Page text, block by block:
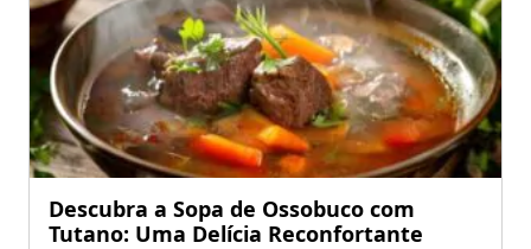
Descubra a Sopa de Ossobuco com
Tutano: Uma Delícia Reconfortante